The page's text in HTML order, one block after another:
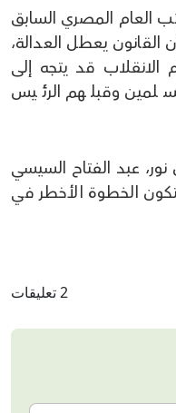
العام المصري السابق
يعطل العدالة،
الانقلاب قد يتجه إلى
وقبلهم الرئيس
عبد الفتاح السيسي
الخطوة الأخطر في
2 تعليقات